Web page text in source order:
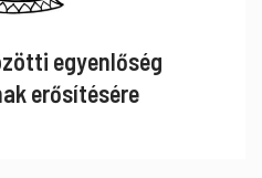
egyenlőség
erősítésére